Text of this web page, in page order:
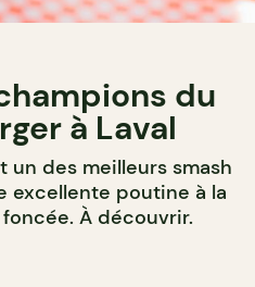
du
à Laval
un des meilleurs smash
excellente poutine à la
À découvrir.